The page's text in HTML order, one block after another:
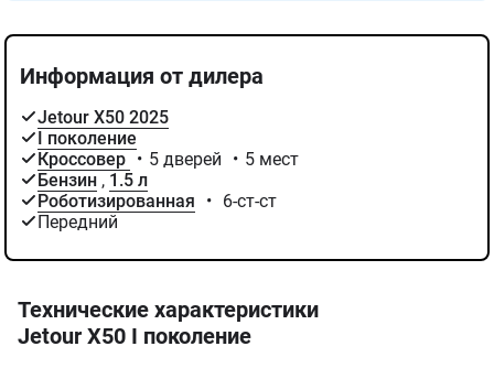
Информация от дилера
Jetour X50 2025
I поколение
Кроссовер • 5 дверей • 5 мест
Бензин , 1.5 л
Роботизированная
• 6-ст-ст
Передний
Технические характеристики
Jetour X50 I поколение